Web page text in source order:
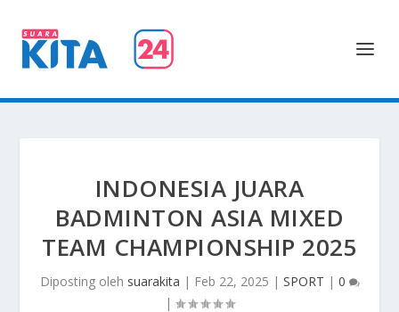
INDONESIA JUARA
BADMINTON ASIA MIXED
TEAM CHAMPIONSHIP 2025
Diposting oleh suarakita | Feb 22, 2025 | SPORT | 0
|